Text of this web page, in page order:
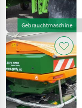
Gebrauchtmaschine